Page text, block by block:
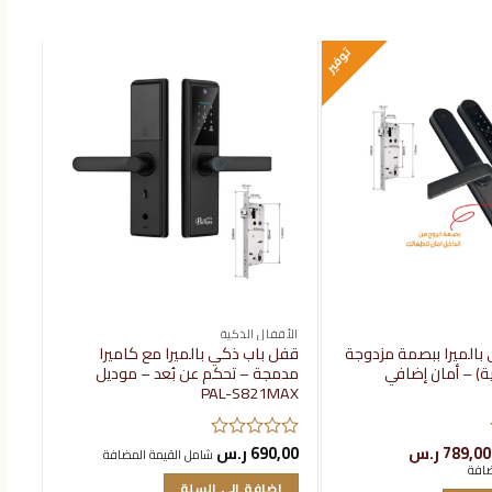
إضافة
ببصمة مزدوجة
– أمان إضافي
السعر
الأصلي
هو:
789,00ر.سالسعر
الحالي
توفير
الأقفال الذكية
قفل باب ذكي بالميرا مع كاميرا
مدمجة – تحكم عن بُعد – موديل
PAL-S821MAX
تم
690,00ر.س شامل القيمة المضافة